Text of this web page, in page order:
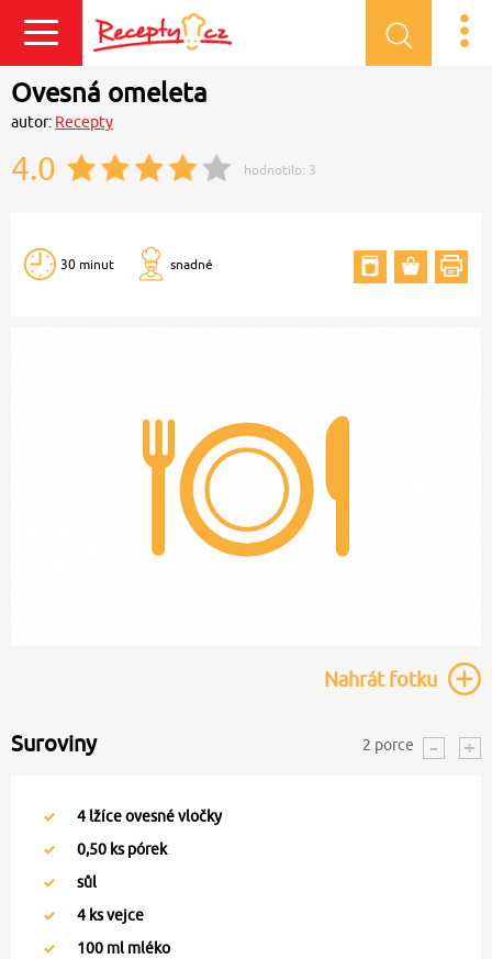
Přihlásit se
Ovesná omeleta
autor: Recepty
4.0 hodnotilo: 3
30 minut snadné
Nahrátfotku
Suroviny 2 porce
4 lžíce ovesné vločky
0,50 ks pórek
sůl
4 ks vejce
100 ml mléko